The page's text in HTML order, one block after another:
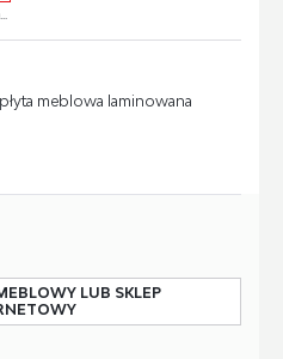
meblowa laminowana
LUB SKLEP